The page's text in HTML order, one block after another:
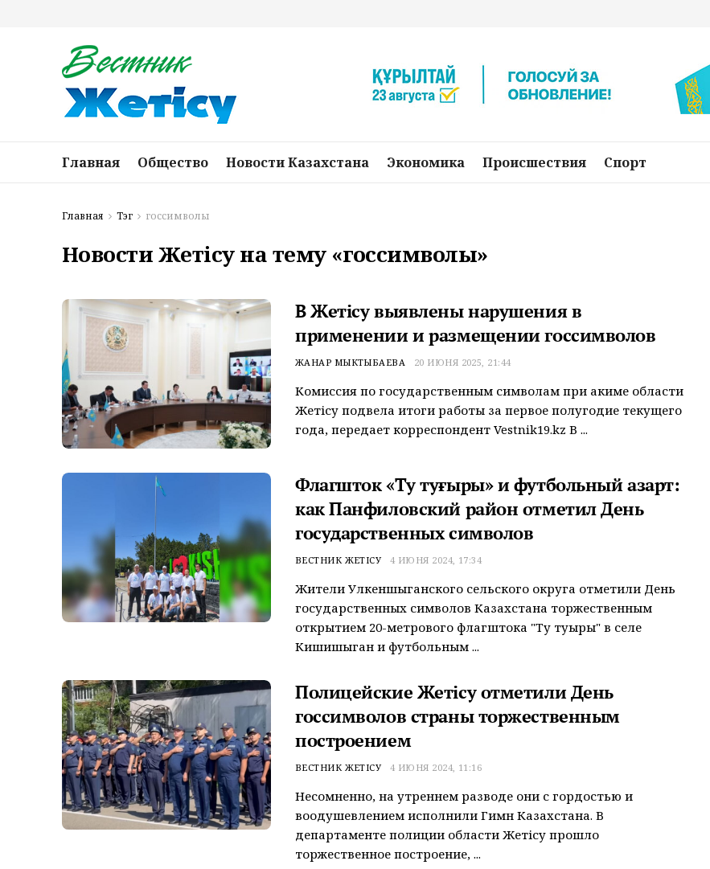
Главная Общество Новости Казахстана Экономика Происшествия Спорт
Главная Тэг госсимволы
Новости Жетісу на тему «госсимволы»
В Жетісу выявлены нарушения в
применении и размещении госсимволов
ЖАНАР МЫКТЫБАЕВА 20 ИЮНЯ 2025, 21:44
Комиссия по государственным символам при акиме области
Жетісу подвела итоги работы за первое полугодие текущего
года, передает корреспондент Vestnik19.kz В ...
Флагшток «Ту туғыры» и футбольный азарт:
как Панфиловский район отметил День
государственных символов
ВЕСТНИК ЖЕТІСУ 4 ИЮНЯ 2024, 17:34
Жители Улкеншыганского сельского округа отметили День
государственных символов Казахстана торжественным
открытием 20-метрового флагштока "Ту туғыры" в селе
Кишишыган и футбольным ...
Полицейские Жетісу отметили День
госсимволов страны торжественным
построением
ВЕСТНИК ЖЕТІСУ 4 ИЮНЯ 2024, 11:16
Несомненно, на утреннем разводе они с гордостью и
воодушевлением исполнили Гимн Казахстана. В
департаменте полиции области Жетісу прошло
торжественное построение, ...